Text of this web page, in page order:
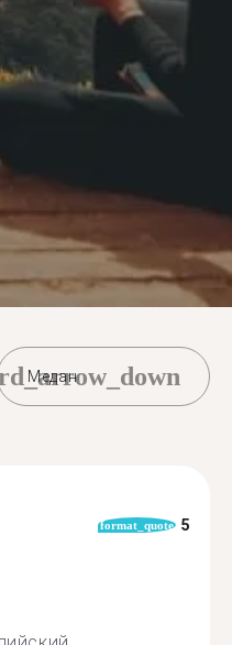
Медан
format_quote 5